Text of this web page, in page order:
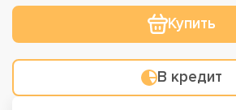
Купить
В кредит